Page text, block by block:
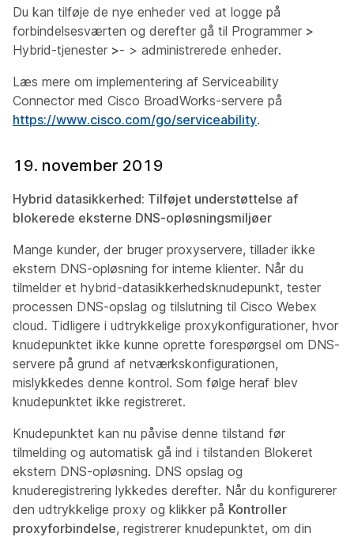
Du kan tilføje de nye enheder ved at logge på
forbindelsesværten og derefter gå til Programmer >
Hybrid-tjenester >- > administrerede enheder.
Læs mere om implementering af Serviceability
Connector med Cisco BroadWorks-servere på
https://www.cisco.com/go/serviceability.
19. november 2019
Hybrid datasikkerhed: Tilføjet understøttelse af
blokerede eksterne DNS-opløsningsmiljøer
Mange kunder, der bruger proxyservere, tillader ikke
ekstern DNS-opløsning for interne klienter. Når du
tilmelder et hybrid-datasikkerhedsknudepunkt, tester
processen DNS-opslag og tilslutning til Cisco Webex
cloud. Tidligere i udtrykkelige proxykonfigurationer, hvor
knudepunktet ikke kunne oprette forespørgsel om DNS-
servere på grund af netværkskonfigurationen,
mislykkedes denne kontrol. Som følge heraf blev
knudepunktet ikke registreret.
Knudepunktet kan nu påvise denne tilstand før
tilmelding og automatisk gå ind i tilstanden Blokeret
ekstern DNS-opløsning. DNS opslag og
knuderegistrering lykkedes derefter. Når du konfigurerer
den udtrykkelige proxy og klikker på Kontroller
proxyforbindelse, registrerer knudepunktet, om din